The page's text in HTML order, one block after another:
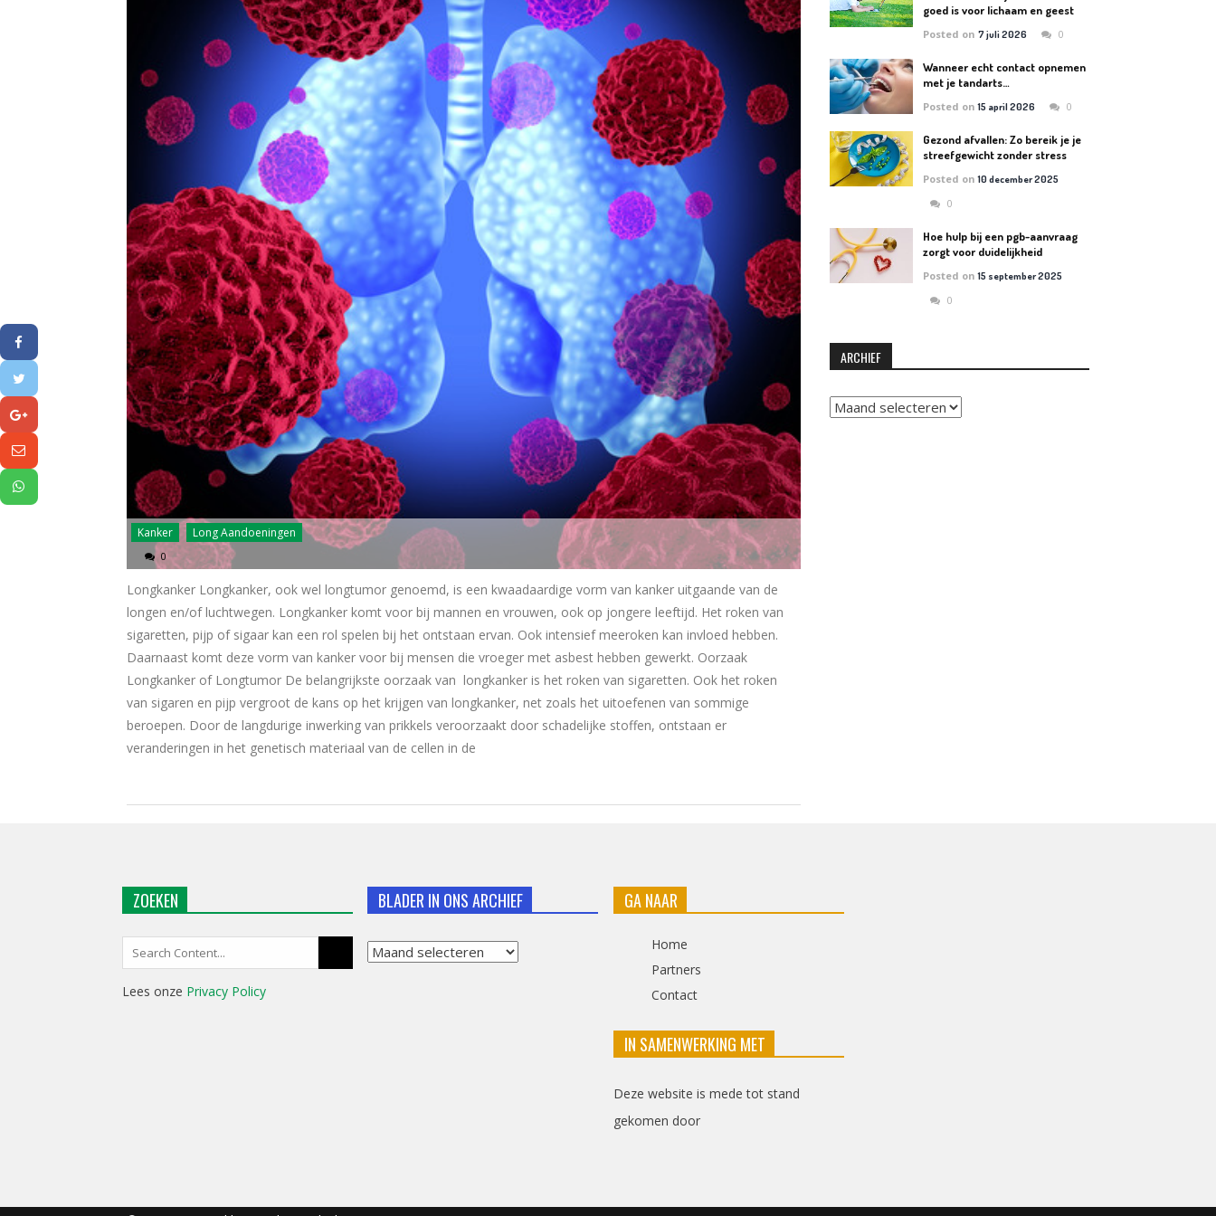
Kanker Long Aandoeningen
0
Longkanker Longkanker, ook wel longtumor genoemd, is een kwaadaardige vorm van kanker uitgaande van de
longen en/of luchtwegen. Longkanker komt voor bij mannen en vrouwen, ook op jongere leeftijd. Het roken van
sigaretten, pijp of sigaar kan een rol spelen bij het ontstaan ervan. Ook intensief meeroken kan invloed hebben.
Daarnaast komt deze vorm van kanker voor bij mensen die vroeger met asbest hebben gewerkt. Oorzaak
Longkanker of Longtumor De belangrijkste oorzaak van longkanker is het roken van sigaretten. Ook het roken
van sigaren en pijp vergroot de kans op het krijgen van longkanker, net zoals het uitoefenen van sommige
beroepen. Door de langdurige inwerking van prikkels veroorzaakt door schadelijke stoffen, ontstaan er
veranderingen in het genetisch materiaal van de cellen in de
goed is voor lichaam en geest
Posted on7 juli 2026 0
Wanneer echt contact opnemen
met je tandarts…
Posted on15 april 2026 0
Gezond afvallen: Zo bereik je je
streefgewicht zonder stress
Posted on10 december 2025
0
Hoe hulp bij een pgb-aanvraag
zorgt voor duidelijkheid
Posted on15 september 2025
0
ARCHIEF
Archief
ZOEKEN
Lees onze Privacy Policy
BLADER IN ONS ARCHIEF
Blader
GA NAAR
Home
Partners
Contact
IN SAMENWERKING MET
Deze website is mede tot stand
gekomen door